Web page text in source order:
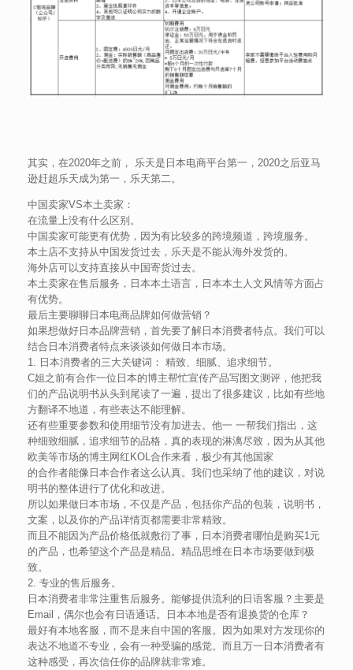
其实，在2020年之前， 乐天是日本电商平台第一，2020之后亚马
逊赶超乐天成为第一，乐天第二。
中国卖家VS本土卖家：
在流量上没有什么区别。
中国卖家可能更有优势，因为有比较多的跨境频道，跨境服务。
本土店不支持从中国发货过去，乐天是不能从海外发货的。
海外店可以支持直接从中国寄货过去。
本土卖家在售后服务，日本本土语言，日本本土人文风情等方面占
有优势。
最后主要聊聊日本电商品牌如何做营销？
如果想做好日本品牌营销，首先要了解日本消费者特点。我们可以
结合日本消费者特点来谈谈如何做日本市场。
1. 日本消费者的三大关键词： 精致、细腻、追求细节。
C姐之前有合作一位日本的博主帮忙宣传产品写图文测评，他把我
们的产品说明书从头到尾读了一遍，提出了很多建议，比如有些地
方翻译不地道，有些表达不能理解。
还有些重要参数和使用细节没有加进去。他一 一帮我们指出，这
种细致细腻，追求细节的品格，真的表现的淋漓尽致，因为从其他
欧美等市场的博主网红KOL合作来看，极少有其他国家
的合作者能像日本合作者这么认真。我们也采纳了他的建议，对说
明书的整体进行了优化和改进。
所以如果做日本市场，不仅是产品，包括你产品的包装，说明书，
文案，以及你的产品详情页都需要非常精致。
而且不能因为产品价格低就敷衍了事，日本消费者哪怕是购买1元
的产品，也希望这个产品是精品。精品思维在日本市场要做到极
致。
2. 专业的售后服务。
日本消费者非常注重售后服务。能够提供流利的日语客服？主要是
Email，偶尔也会有日语通话。日本本地是否有退换货的仓库？
最好有本地客服，而不是来自中国的客服。因为如果对方发现你的
表达不地道不专业，会有一种受骗的感觉。而且万一日本消费者有
这种感受，再次信任你的品牌就非常难。